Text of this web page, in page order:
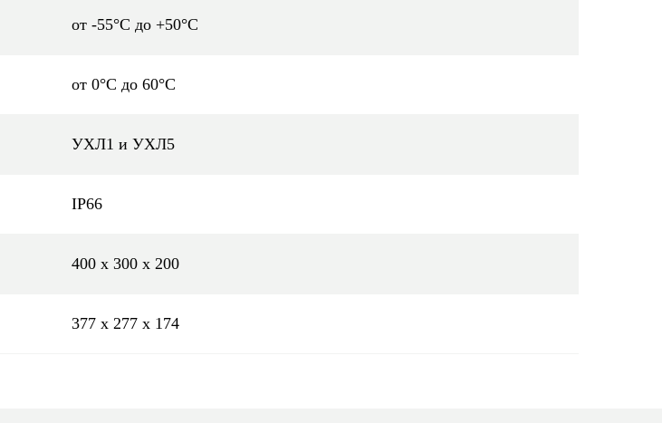
от -55°С до +50°С
от 0°C до 60°C
УХЛ1 и УХЛ5
IP66
400 х 300 х 200
377 х 277 х 174